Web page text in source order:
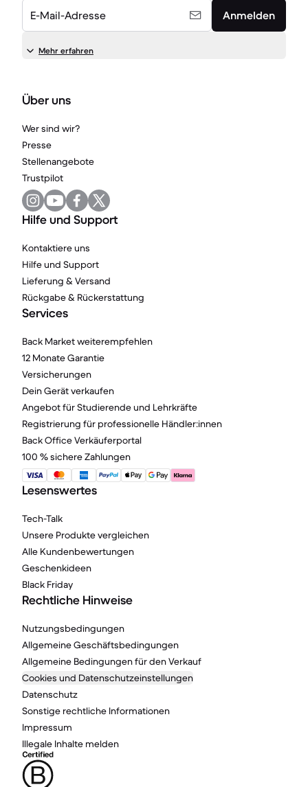
E-Mail-Adresse Anmelden
Mehr erfahren
Über uns
Wer sind wir?
Presse
Stellenangebote
Trustpilot
Hilfe und Support
Kontaktiere uns
Hilfe und Support
Lieferung & Versand
Rückgabe & Rückerstattung
Services
Back Market weiterempfehlen
12 Monate Garantie
Versicherungen
Dein Gerät verkaufen
Angebot für Studierende und Lehrkräfte
Registrierung für professionelle Händler:innen
Back Office Verkäuferportal
100 % sichere Zahlungen
Lesenswertes
Tech-Talk
Unsere Produkte vergleichen
Alle Kundenbewertungen
Geschenkideen
Black Friday
Rechtliche Hinweise
Nutzungsbedingungen
Allgemeine Geschäftsbedingungen
Allgemeine Bedingungen für den Verkauf
Cookies und Datenschutzeinstellungen
Datenschutz
Sonstige rechtliche Informationen
Impressum
Illegale Inhalte melden